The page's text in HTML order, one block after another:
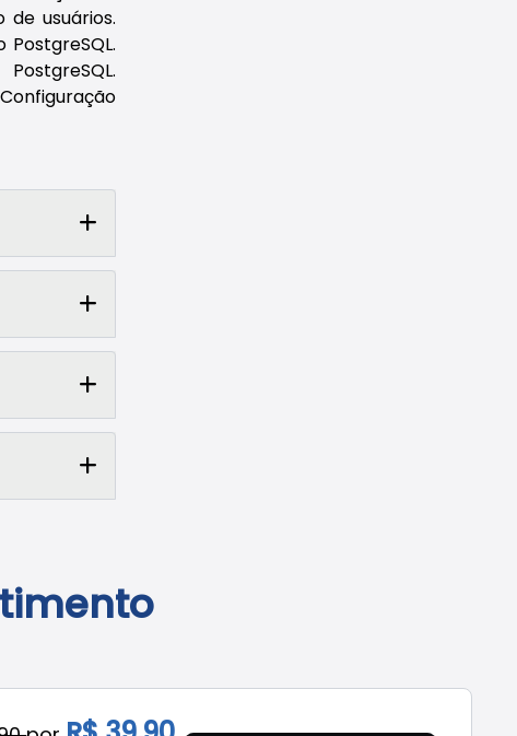
de usuários.